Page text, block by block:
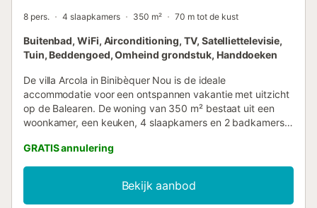
8 pers. 4 slaapkamers 350 m² 70 m tot de kust
Buitenbad, WiFi, Airconditioning, TV, Satelliettelevisie,
Tuin, Beddengoed, Omheind grondstuk, Handdoeken
De villa Arcola in Binibèquer Nou is de ideale
accommodatie voor een ontspannen vakantie met uitzicht
op de Balearen. De woning van 350 m² bestaat uit een
woonkamer, een keuken, 4 slaapkamers en 2 badkamers
Extra voorzieningen zijn Wi-Fi, een tv, airconditioning en
een wasmachine. Een babybedje en een kinderstoel zijn
ook beschikbaar. Deze vakantiewoning biedt een
exclusieve buitenruimte met een zwembad, tuin, open en
GRATIS annulering
Bekijk aanbod